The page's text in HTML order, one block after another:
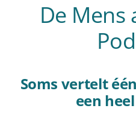
De Mens
Soms vertelt
een